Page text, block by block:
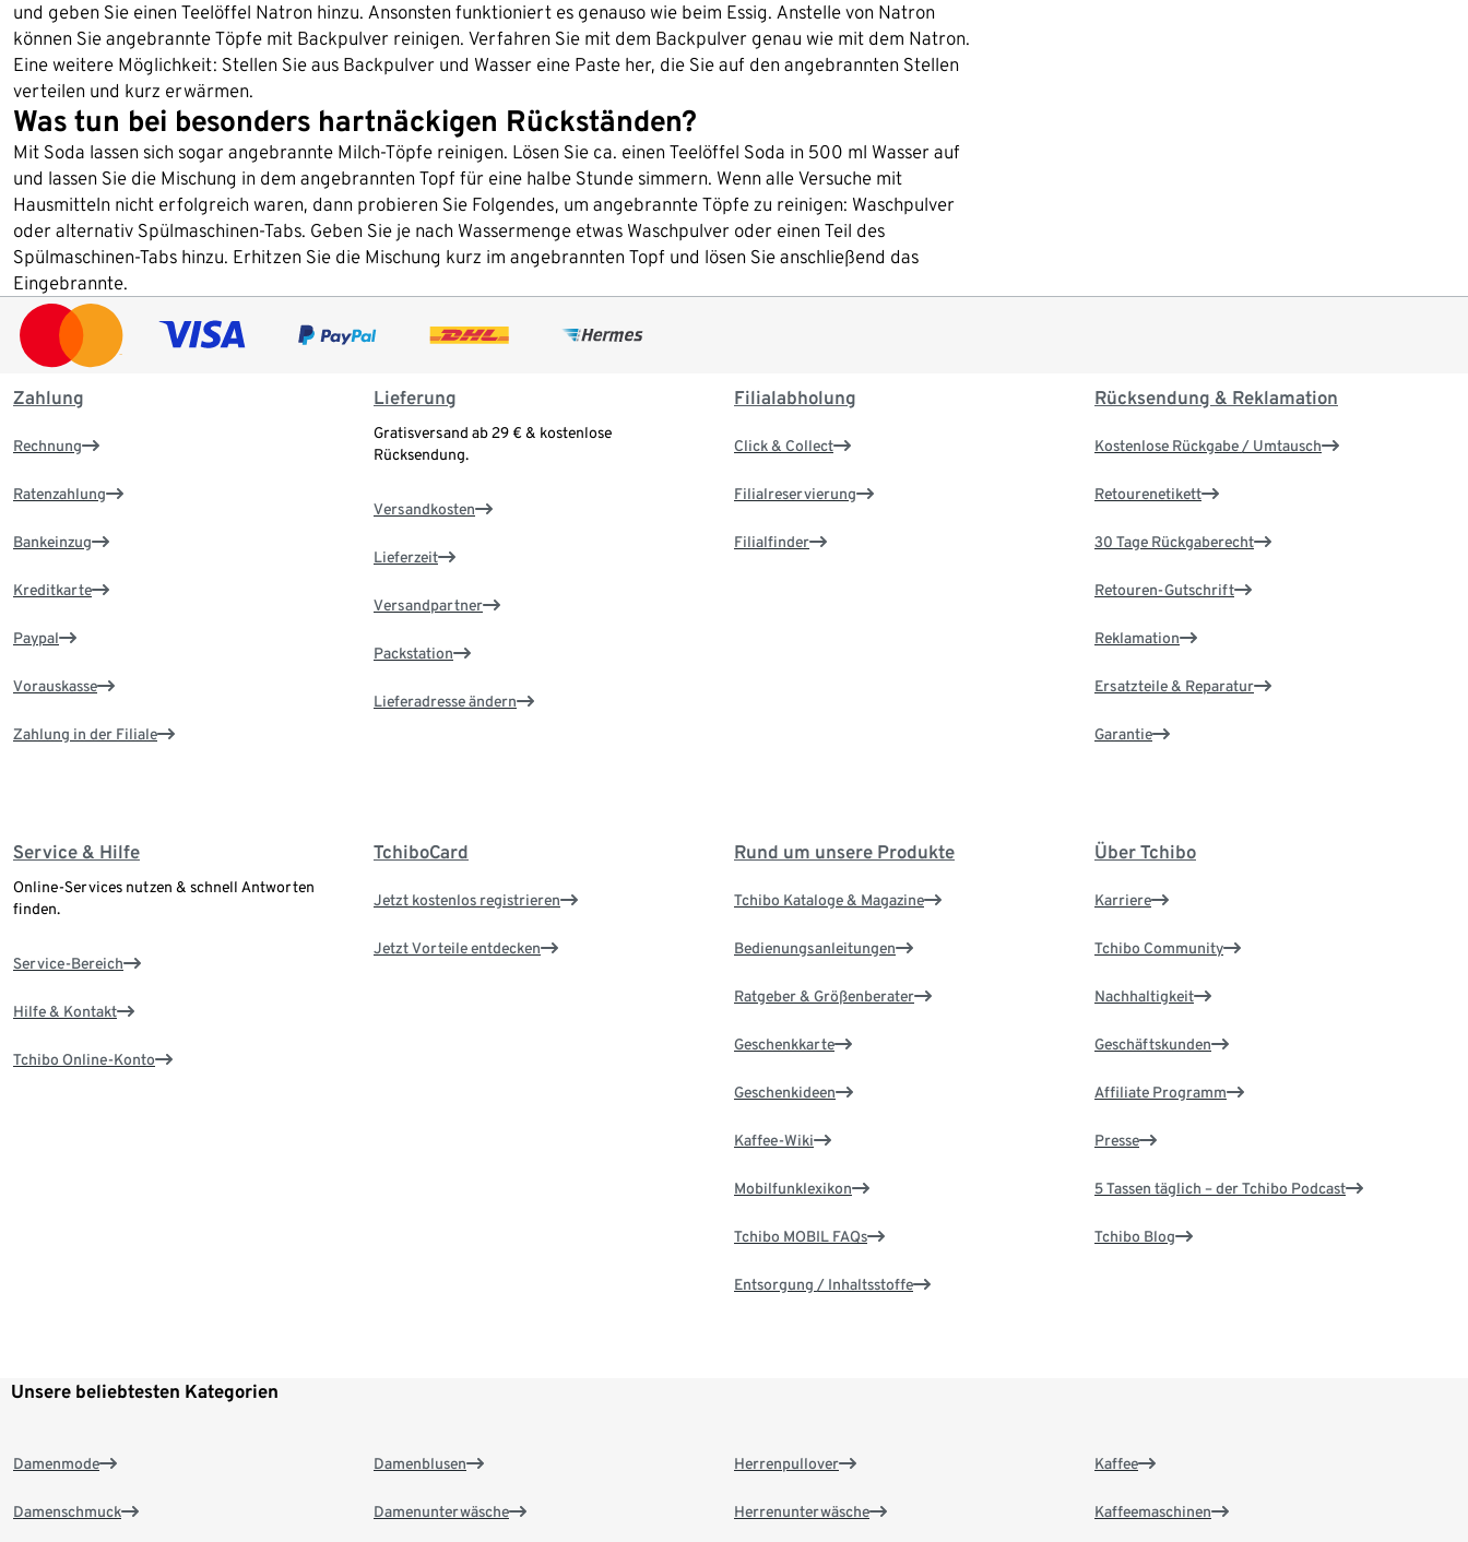
und geben Sie einen Teelöffel Natron hinzu. Ansonsten funktioniert es genauso wie beim Essig. Anstelle von Natron
können Sie angebrannte Töpfe mit Backpulver reinigen. Verfahren Sie mit dem Backpulver genau wie mit dem Natron.
Eine weitere Möglichkeit: Stellen Sie aus Backpulver und Wasser eine Paste her, die Sie auf den angebrannten Stellen
verteilen und kurz erwärmen.
Was tun bei besonders hartnäckigen Rückständen?
Mit Soda lassen sich sogar angebrannte Milch-Töpfe reinigen. Lösen Sie ca. einen Teelöffel Soda in 500 ml Wasser auf
und lassen Sie die Mischung in dem angebrannten Topf für eine halbe Stunde simmern. Wenn alle Versuche mit
Hausmitteln nicht erfolgreich waren, dann probieren Sie Folgendes, um angebrannte Töpfe zu reinigen: Waschpulver
oder alternativ Spülmaschinen-Tabs. Geben Sie je nach Wassermenge etwas Waschpulver oder einen Teil des
Spülmaschinen-Tabs hinzu. Erhitzen Sie die Mischung kurz im angebrannten Topf und lösen Sie anschließend das
Eingebrannte.
Zahlung
Rechnung
Ratenzahlung
Bankeinzug
Kreditkarte
Paypal
Vorauskasse
Zahlung in der Filiale
Lieferung
Gratisversand ab 29 € & kostenlose
Rücksendung.
Versandkosten
Lieferzeit
Versandpartner
Packstation
Lieferadresse ändern
Filialabholung
Click & Collect
Filialreservierung
Filialfinder
Rücksendung & Reklamation
Kostenlose Rückgabe / Umtausch
Retourenetikett
30 Tage Rückgaberecht
Retouren-Gutschrift
Reklamation
Ersatzteile & Reparatur
Garantie
Service & Hilfe
Online-Services nutzen & schnell Antworten
finden.
Service-Bereich
Hilfe & Kontakt
Tchibo Online-Konto
TchiboCard
Jetzt kostenlos registrieren
Jetzt Vorteile entdecken
Rund um unsere Produkte
Tchibo Kataloge & Magazine
Bedienungsanleitungen
Ratgeber & Größenberater
Geschenkkarte
Geschenkideen
Kaffee-Wiki
Mobilfunklexikon
Tchibo MOBIL FAQs
Entsorgung / Inhaltsstoffe
Über Tchibo
Karriere
Tchibo Community
Nachhaltigkeit
Geschäftskunden
Affiliate Programm
Presse
5 Tassen täglich – der Tchibo Podcast
Tchibo Blog
Unsere beliebtesten Kategorien
Damenmode
Damenschmuck
Damenblusen
Damenunterwäsche
Herrenpullover
Herrenunterwäsche
Kaffee
Kaffeemaschinen